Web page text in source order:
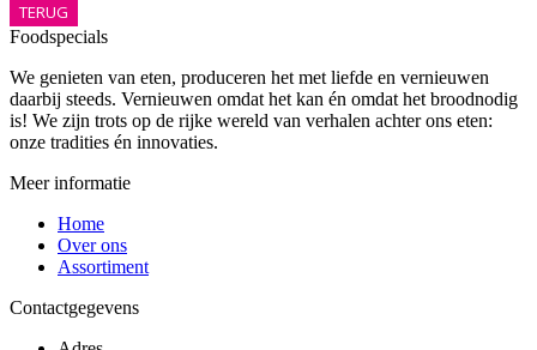
TERUG
Foodspecials
We genieten van eten, produceren het met liefde en vernieuwen
daarbij steeds. Vernieuwen omdat het kan én omdat het broodnodig
is! We zijn trots op de rijke wereld van verhalen achter ons eten:
onze tradities én innovaties.
Meer informatie
Home
Over ons
Assortiment
Contactgegevens